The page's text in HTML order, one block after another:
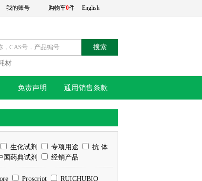
我的账号 购物车0件 English
搜索
材
免责声明 通用销售条款
生化试剂 专项用途
抗 体
国药典试剂 经销产品
Proscript
RUICHUBIO